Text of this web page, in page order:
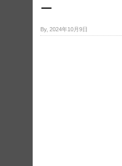
ー
By, 2024年10月9日